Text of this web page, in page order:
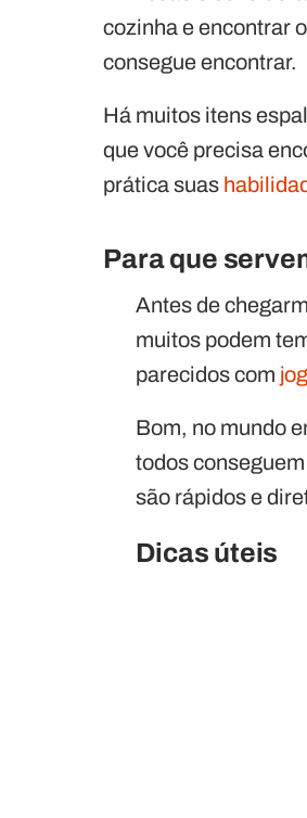
cozinha e encontrar
consegue encontrar.
Há muitos itens
que você precisa
prática suas
Para que
Antes de
muitos podem
parecidos com
Bom, no mundo
todos
são rápidos e
Dicas úteis